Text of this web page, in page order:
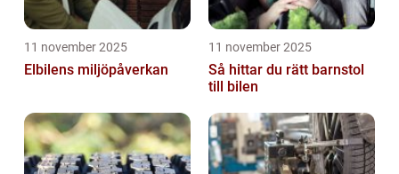
11 november 2025
Elbilens miljöpåverkan
11 november 2025
Så hittar du rätt barnstol
till bilen